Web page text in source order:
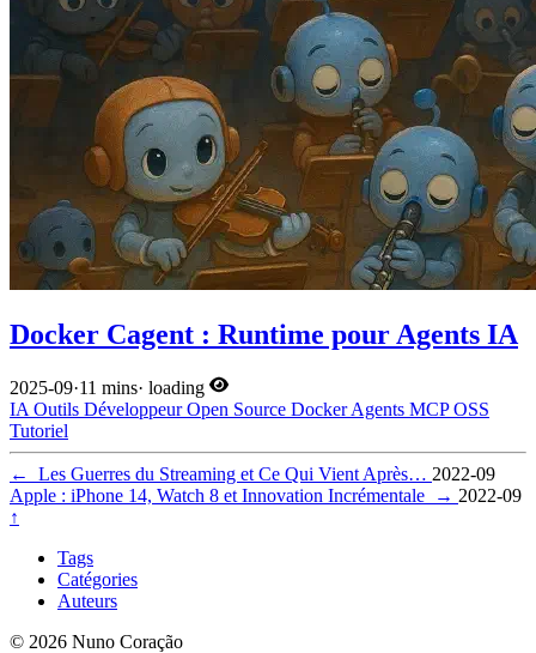
Docker Cagent : Runtime pour Agents IA
2025-09·11 mins· loading
IA Outils DéveloppeurOpen Source DockerAgents MCPOSS
Tutoriel
← Les Guerres du Streaming et Ce Qui Vient Après… 2022-09
Apple : iPhone 14, Watch 8 et Innovation Incrémentale
→ 2022-09
↑
Tags
Catégories
Auteurs
© 2026 Nuno Coração